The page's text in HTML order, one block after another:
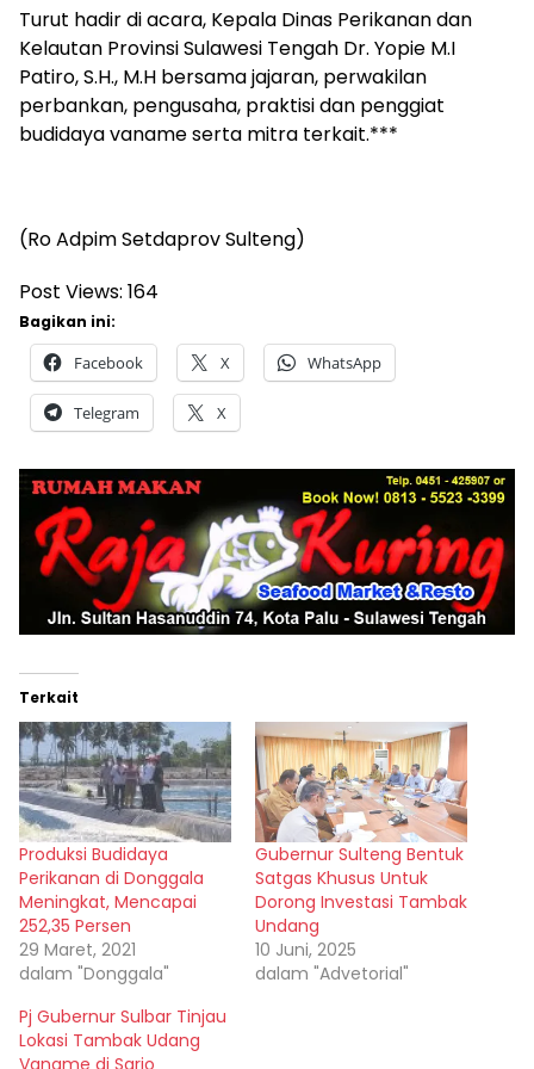
Turut hadir di acara, Kepala Dinas Perikanan dan
Kelautan Provinsi Sulawesi Tengah Dr. Yopie M.I
Patiro, S.H., M.H bersama jajaran, perwakilan
perbankan, pengusaha, praktisi dan penggiat
budidaya vaname serta mitra terkait.***
(Ro Adpim Setdaprov Sulteng)
Post Views: 164
Bagikan ini:
Facebook X WhatsApp
Telegram X
Terkait
Produksi Budidaya
Perikanan di Donggala
Meningkat, Mencapai
252,35 Persen
29 Maret, 2021
dalam "Donggala"
Gubernur Sulteng Bentuk
Satgas Khusus Untuk
Dorong Investasi Tambak
Undang
10 Juni, 2025
dalam "Advetorial"
Pj Gubernur Sulbar Tinjau
Lokasi Tambak Udang